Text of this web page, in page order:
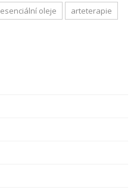
esenciální oleje arteterapie